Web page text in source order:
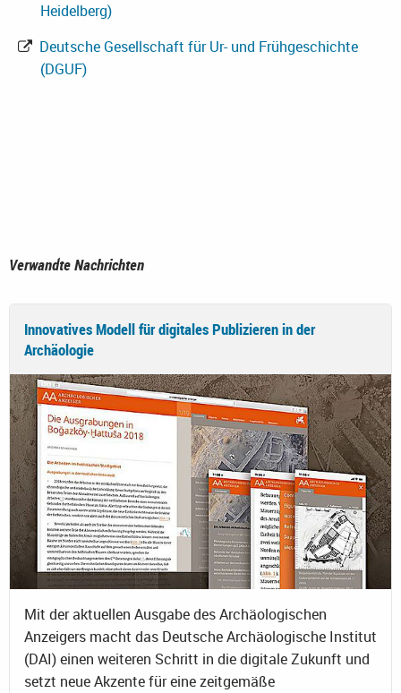
Heidelberg)
Deutsche Gesellschaft für Ur- und Frühgeschichte
(DGUF)
Verwandte Nachrichten
Innovatives Modell für digitales Publizieren in der
Archäologie
Mit der aktuellen Ausgabe des Archäologischen
Anzeigers macht das Deutsche Archäologische Institut
(DAI) einen weiteren Schritt in die digitale Zukunft und
setzt neue Akzente für eine zeitgemäße